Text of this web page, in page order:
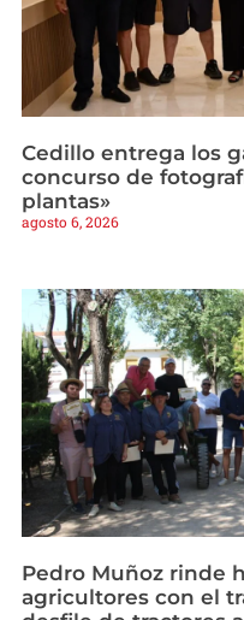
Cedillo entrega los
concurso de
plantas»
agosto 6, 2026
Pedro Muñoz rinde
agricultores con el